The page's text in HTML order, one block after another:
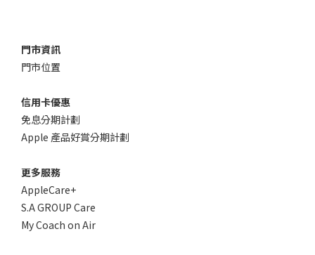
門市資訊
門市位置
信用卡優惠
免息分期計劃
Apple 產品好賞分期計劃
更多服務
AppleCare+
S.A GROUP Care
My Coach on Air